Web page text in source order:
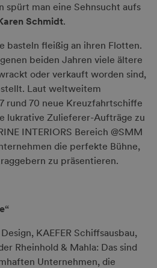
spürt man eine Sehnsucht aufs
Schmidt.
basteln fleißig an ihren Flotten.
beiden Jahren viele ältere
oder verkauft worden sind,
Laut weltweitem
rund 70 neue Kreuzfahrtschiffe
lukrative Zulieferer-Aufträge zu
INTERIORS Bereich @SMM
die perfekte Bühne,
zu präsentieren.
KAEFER Schiffsausbau,
Rheinhold & Mahla: Das sind
Unternehmen, die